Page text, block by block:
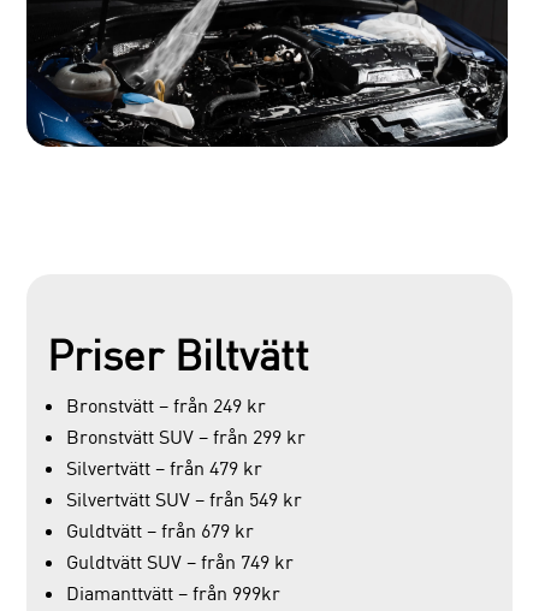
Priser Biltvätt
Bronstvätt – från 249 kr
Bronstvätt SUV – från 299 kr
Silvertvätt – från 479 kr
Silvertvätt SUV – från 549 kr
Guldtvätt – från 679 kr
Guldtvätt SUV – från 749 kr
Diamanttvätt – från 999kr